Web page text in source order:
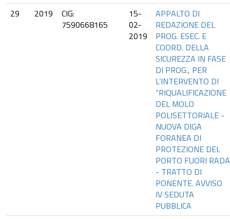
29
2019
CIG:
7590668165
15-
02-
2019
APPALTO DI
REDAZIONE DEL
PROG. ESEC. E
COORD. DELLA
SICUREZZA IN FASE
DI PROG., PER
L’INTERVENTO DI
“RIQUALIFICAZIONE
DEL MOLO
POLISETTORIALE -
NUOVA DIGA
FORANEA DI
PROTEZIONE DEL
PORTO FUORI RADA
- TRATTO DI
PONENTE. AVVISO
IV SEDUTA
PUBBLICA